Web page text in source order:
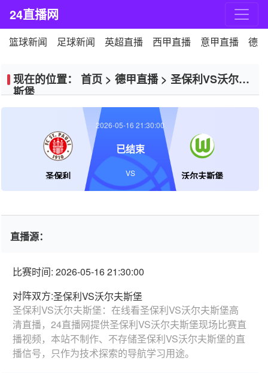
24直播网
篮球新闻 足球新闻 英超直播 西甲直播 意甲直播 德
现在的位置： 首页 > 德甲直播> 圣保利VS沃尔夫
斯堡
圣保利 沃尔夫斯堡
2026-05-16 21:30:00
已结束
VS
直播源：
比赛时间: 2026-05-16 21:30:00
对阵双方:圣保利VS沃尔夫斯堡
圣保利VS沃尔夫斯堡：在线看圣保利VS沃尔夫斯堡高
清直播，24直播网提供圣保利VS沃尔夫斯堡现场比赛直
播视频，本站不制作、不存储圣保利VS沃尔夫斯堡的直
播信号，只作为技术探索的导航学习用途。